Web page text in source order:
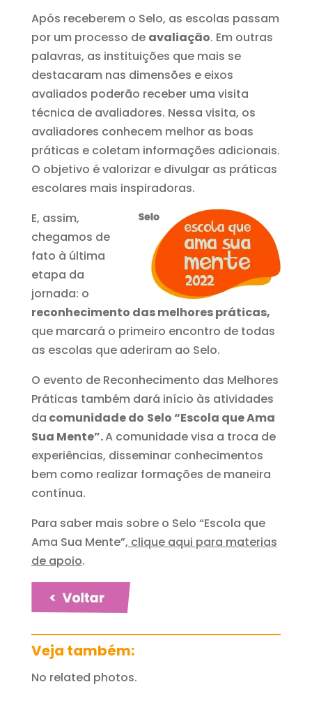
Após receberem o Selo, as escolas passam
por um processo de avaliação. Em outras
palavras, as instituições que mais se
destacaram nas dimensões e eixos
avaliados poderão receber uma visita
técnica de avaliadores. Nessa visita, os
avaliadores conhecem melhor as boas
práticas e coletam informações adicionais.
O objetivo é valorizar e divulgar as práticas
escolares mais inspiradoras.
E, assim,
chegamos de
fato à última
etapa da
jornada: o
reconhecimento das melhores práticas,
que marcará o primeiro encontro de todas
as escolas que aderiram ao Selo.
O evento de Reconhecimento das Melhores
Práticas também dará início às atividades
da comunidade do Selo “Escola que Ama
Sua Mente”.A comunidade visa a troca de
experiências, disseminar conhecimentos
bem como realizar formações de maneira
contínua.
Para saber mais sobre o Selo “Escola que
Ama Sua Mente”, clique aqui para materias
de apoio.
Veja também:
No related photos.